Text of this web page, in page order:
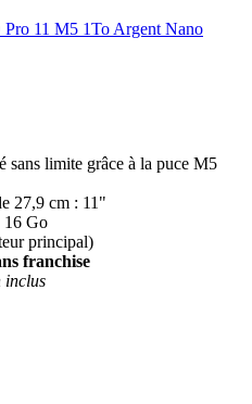
sans limite grâce à la puce M5
27,9 cm : 11"
16 Go
principal)
franchise
inclus